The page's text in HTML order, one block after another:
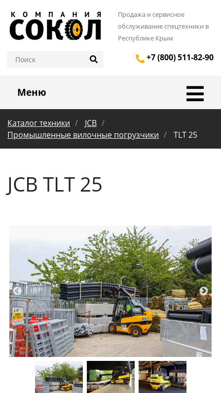
Продажа и сервисное
обслуживание спецтехники в
Республике Крым
+7 (800) 511-82-90
Меню
Каталог техники
JCB
Промышленные вилочные погрузчики
TLT 25
JCB TLT 25